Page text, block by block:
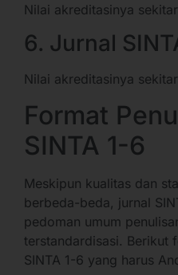
Nilai akreditasinya
6. Jurnal
Nilai akreditasinya
Format
SINTA 1-6
Meskipun kualitas dan
berbeda-beda, jurnal
pedoman umum
terstandardisasi. Berikut
SINTA 1-6 yang harus